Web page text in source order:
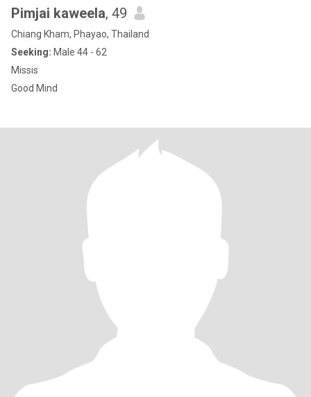
Pimjai kaweela, 49
Chiang Kham, Phayao, Thailand
Seeking: Male 44 - 62
Missis
Good Mind